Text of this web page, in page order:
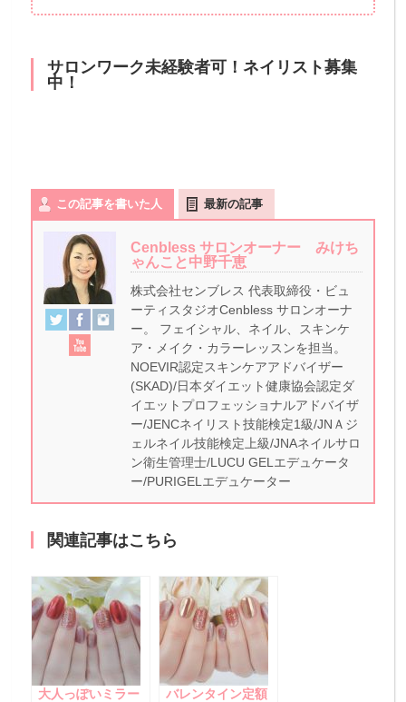
サロンワーク未経験者可！ネイリスト募集
中！
この記事を書いた人 最新の記事
Cenbless サロンオーナー みけち
ゃんこと中野千恵
株式会社センブレス 代表取締役・ビュ
ーティスタジオCenbless サロンオーナ
ー。 フェイシャル、ネイル、スキンケ
ア・メイク・カラーレッスンを担当。
NOEVIR認定スキンケアアドバイザー
(SKAD)/日本ダイエット健康協会認定ダ
イエットプロフェッショナルアドバイザ
ー/JENCネイリスト技能検定1級/JNＡジ
ェルネイル技能検定上級/JNAネイルサロ
ン衛生管理士/LUCU GELエデュケータ
ー/PURIGELエデュケーター
関連記事はこちら
大人っぽいミラー
バレンタイン定額